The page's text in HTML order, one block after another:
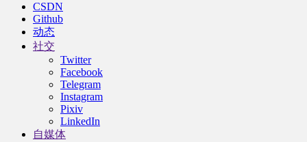
CSDN
Github
动态
社交
Twitter
Facebook
Telegram
Instagram
Pixiv
LinkedIn
自媒体